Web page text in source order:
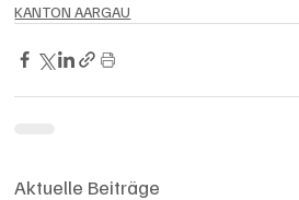
KANTON AARGAU
Aktuelle Beiträge